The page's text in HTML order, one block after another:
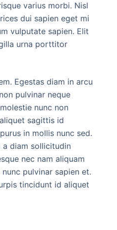
varius morbi. Nisl
dui sapien eget mi
vulputate sapien. Elit
urna porttitor
Egestas diam in arcu
pulvinar neque
nunc non
sagittis id
in mollis nunc sed.
diam sollicitudin
nec nam aliquam
pulvinar sapien et.
tincidunt id aliquet